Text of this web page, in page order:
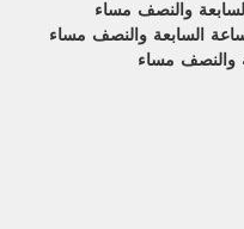
والنصف مساء
السابعة والنصف مساء
والنصف مساء